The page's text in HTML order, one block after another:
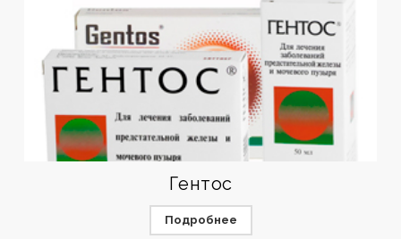
Гентос
Подробнее